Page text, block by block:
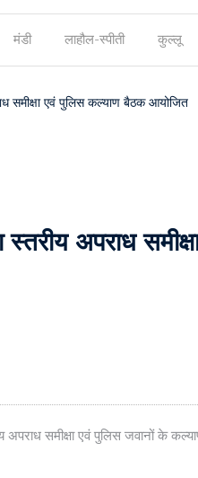
मंडी लाहौल-स्पीती कुल्लू
समीक्षा एवं पुलिस कल्याण बैठक आयोजित
अपराध
समीक्षा एवं पुलिस जवानों के